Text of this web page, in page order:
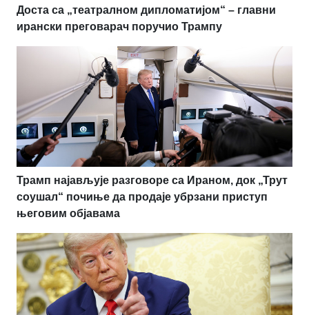
Доста са „театралном дипломатијом“ – главни
ирански преговарач поручио Трампу
Трамп најављује разговоре са Ираном, док „Трут
соушал“ почиње да продаје убрзани приступ
његовим објавама